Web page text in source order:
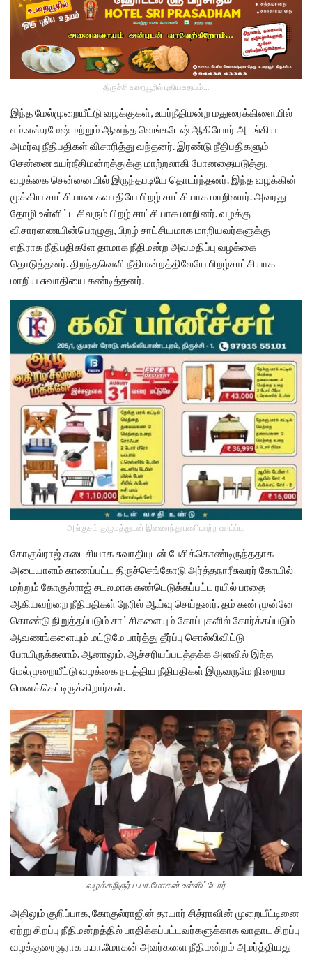
திருச்சி உறையூரில் புதிய உதயம்...
இந்த மேல்முறையீட்டு வழக்குகள், உயர்நீதிமன்ற மதுரைக்கிளையில்
எம்.எஸ்.ரமேஷ் மற்றும் ஆனந்த வெங்கடேஷ் ஆகியோர் அடங்கிய
அமர்வு நீதிபதிகள் விசாரித்து வந்தனர். இரண்டு நீதிபதிகளும்
சென்னை உயர்நீதிமன்றத்துக்கு மாற்றலாகி போனதையடுத்து,
வழக்கை சென்னையில் இருந்தபடியே தொடர்ந்தனர். இந்த வழக்கின்
முக்கிய சாட்சியான சுவாதியே பிறழ் சாட்சியாக மாறினார். அவரது
தோழி உள்ளிட்ட சிலரும் பிறழ் சாட்சியாக மாறினர். வழக்கு
விசாரணையின்பொழுது, பிறழ் சாட்சியமாக மாறியவர்களுக்கு
எதிராக நீதிபதிகளே தாமாக நீதிமன்ற அவமதிப்பு வழக்கை
தொடுத்தனர். திறந்தவெளி நீதிமன்றத்திலேயே பிறழ்சாட்சியாக
மாறிய சுவாதியை கண்டித்தனர்.
அங்குசம் குழுமத்துடன் இணைந்து பணியாற்ற வாய்ப்பு.
கோகுல்ராஜ் கடைசியாக சுவாதியுடன் பேசிக்கொண்டிருந்ததாக
அடையாளம் காணப்பட்ட திருச்செங்கோடு அர்த்தநாரீசுவரர் கோயில்
மற்றும் கோகுல்ராஜ் சடலமாக கண்டெடுக்கப்பட்ட ரயில் பாதை
ஆகியவற்றை நீதிபதிகள் நேரில் ஆய்வு செய்தனர். தம் கண் முன்னே
கொண்டு நிறுத்தப்படும் சாட்சிகளையும் கோப்புகளில் கோர்க்கப்படும்
ஆவணங்களையும் மட்டுமே பார்த்து தீர்ப்பு சொல்லிவிட்டு
போயிருக்கலாம். ஆனாலும், ஆச்சரியப்படத்தக்க அளவில் இந்த
மேல்முறையீட்டு வழக்கை நடத்திய நீதிபதிகள் இருவருமே நிறைய
மெனக்கெட்டிருக்கிறார்கள்.
வழக்கறிஞர் ப.பா.மோகன் உள்ளிட்டோர்
அதிலும் குறிப்பாக, கோகுல்ராஜின் தாயார் சித்ராவின் முறையீட்டினை
ஏற்று சிறப்பு நீதிமன்றத்தில் பாதிக்கப்பட்டவர்களுக்காக வாதாட சிறப்பு
வழக்குரைஞராக ப.பா.மோகன் அவர்களை நீதிமன்றம் அமர்த்தியது